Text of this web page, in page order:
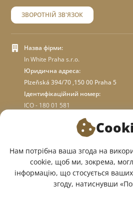
ЗВОРОТНІЙ ЗВ'ЯЗОК
Назва фірми:
In White Praha s.r.o.
Юридична адреса:
Plzeňská 394/70 ,150 00 Praha 5
Ідентифікаційний номер:
ICO - 180 01 581
ПРО МАГАЗИН
МИ У СОЦМЕРЕЖАХ:
Нам потрібна ваша згода на
cookie, щоб ми, зокрема,
інформацію, що стосується
згоду, натиснувши